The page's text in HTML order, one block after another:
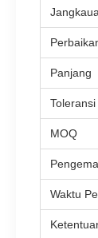
Panjang
Toleransi
MOQ
Waktu